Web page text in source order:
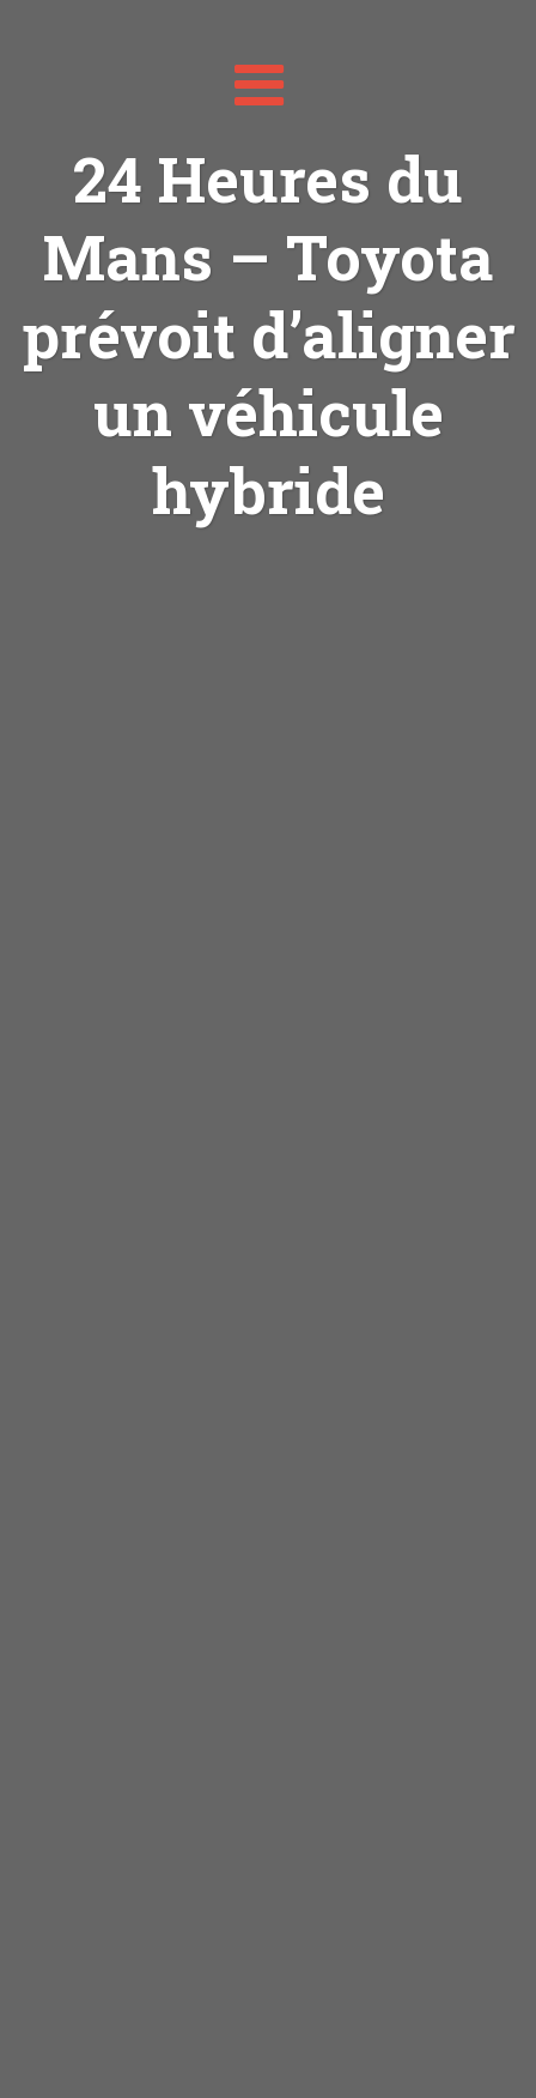
Toggle
navigation
24 Heures du
Mans – Toyota
prévoit d’aligner
un véhicule
hybride